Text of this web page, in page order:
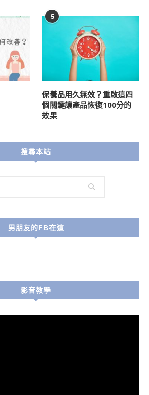
5
保養品用久無效？重啟這四
個關鍵讓產品恢復100分的
效果
搜尋本站
男朋友的FB在這
影音教學